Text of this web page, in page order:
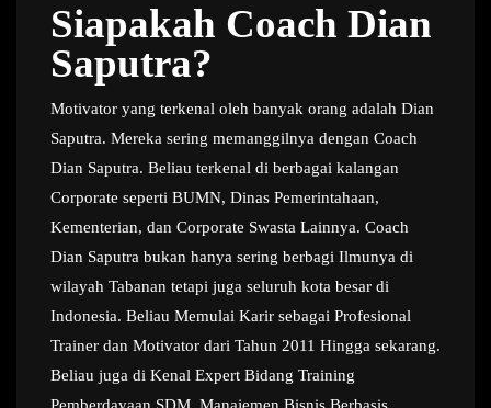
Siapakah Coach Dian
Saputra?
Motivator yang terkenal oleh banyak orang adalah Dian
Saputra. Mereka sering memanggilnya dengan Coach
Dian Saputra. Beliau terkenal di berbagai kalangan
Corporate seperti BUMN, Dinas Pemerintahaan,
Kementerian, dan Corporate Swasta Lainnya. Coach
Dian Saputra bukan hanya sering berbagi Ilmunya di
wilayah Tabanan tetapi juga seluruh kota besar di
Indonesia. Beliau Memulai Karir sebagai Profesional
Trainer dan Motivator dari Tahun 2011 Hingga sekarang.
Beliau juga di Kenal Expert Bidang Training